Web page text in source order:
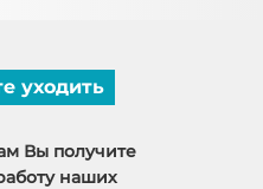
Вы получите
наших
уходить